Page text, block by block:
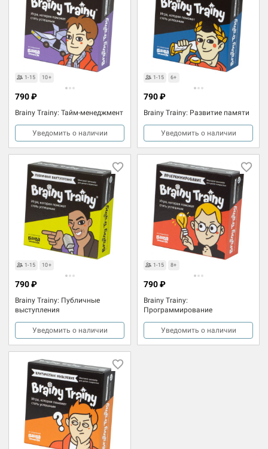
1-15 10+
Brainy Trainy: Тайм-менеджмент
790 ₽
Уведомить о наличии
1-15 6+
Brainy Trainy: Развитие памяти
790 ₽
Уведомить о наличии
1-15 10+
Brainy Trainy: Публичные
выступления
790 ₽
Уведомить о наличии
1-15 8+
Brainy Trainy:
Программирование
790 ₽
Уведомить о наличии